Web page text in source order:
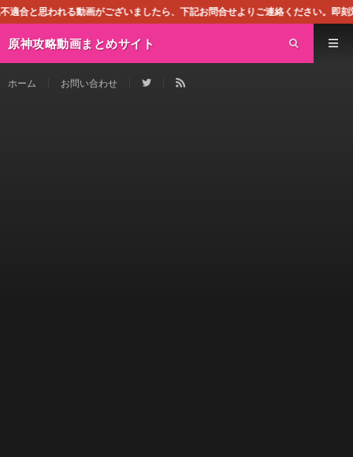
ございましたら、下記お問合せよりご連絡ください。即刻対処させて頂き
原神攻略動画まとめサイト
ホーム お問い合わせ